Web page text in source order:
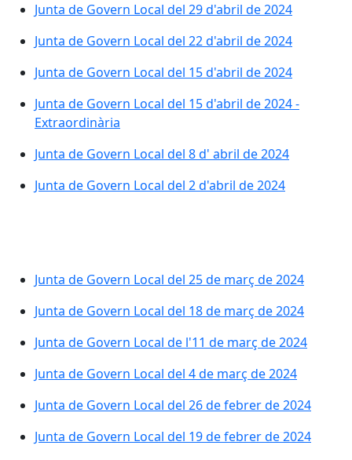
Junta de Govern Local del 29 d'abril de 2024
Junta de Govern Local del 22 d'abril de 2024
Junta de Govern Local del 15 d'abril de 2024
Junta de Govern Local del 15 d'abril de 2024 -
Extraordinària
Junta de Govern Local del 8 d' abril de 2024
Junta de Govern Local del 2 d'abril de 2024
Junta de Govern Local del 25 de març de 2024
Junta de Govern Local del 18 de març de 2024
Junta de Govern Local de l'11 de març de 2024
Junta de Govern Local del 4 de març de 2024
Junta de Govern Local del 26 de febrer de 2024
Junta de Govern Local del 19 de febrer de 2024